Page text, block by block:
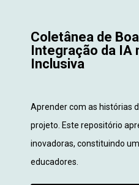
Coletânea de
Integração da IA
Inclusiva
Aprender com as histórias
projeto. Este repositório
inovadoras, constituindo
educadores.